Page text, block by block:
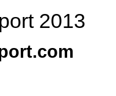
2013